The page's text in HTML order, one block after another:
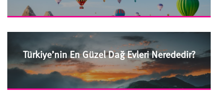
Türkiye’nin En Güzel Dağ Evleri Nerededir?